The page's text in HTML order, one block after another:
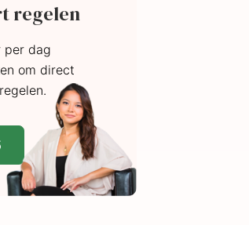
regelen
per dag
om direct